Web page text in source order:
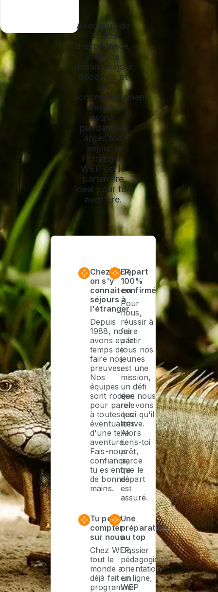
Avec plus de
35 ans
d'expérience,
plein de
destinations à
découvrir et
un
accompagnement
complet
avant,
pendant, et
après ton
séjour à
l'étranger,
WEP est le
partenaire
idéal pour ton
aventure.
Chez WEP,
on s'y
connait en
séjours à
l'étranger
Depuis
1988, nous
avons eu le
temps de
faire nos
preuves.
Nos
équipes
sont rodées
pour parer
à toutes les
éventualités
d'une telle
aventure.
Fais-nous
confiance,
tu es entre
de bonnes
mains.
Départ
100%
confirmé
Pour
nous,
réussir à
faire
partir
tous nos
jeunes
est une
mission,
un défi
que nous
relevons
quoi qu'il
arrive.
Alors
tiens-toi
prêt,
parce
que le
départ
est
assuré.
Tu peux
compter
sur nous
Chez WEP,
tout le
monde a
déjà fait un
programme
Une
préparation
au top
Dossier
pédagogique,
orientation
en ligne,
WEP